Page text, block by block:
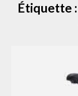
Étiquette :